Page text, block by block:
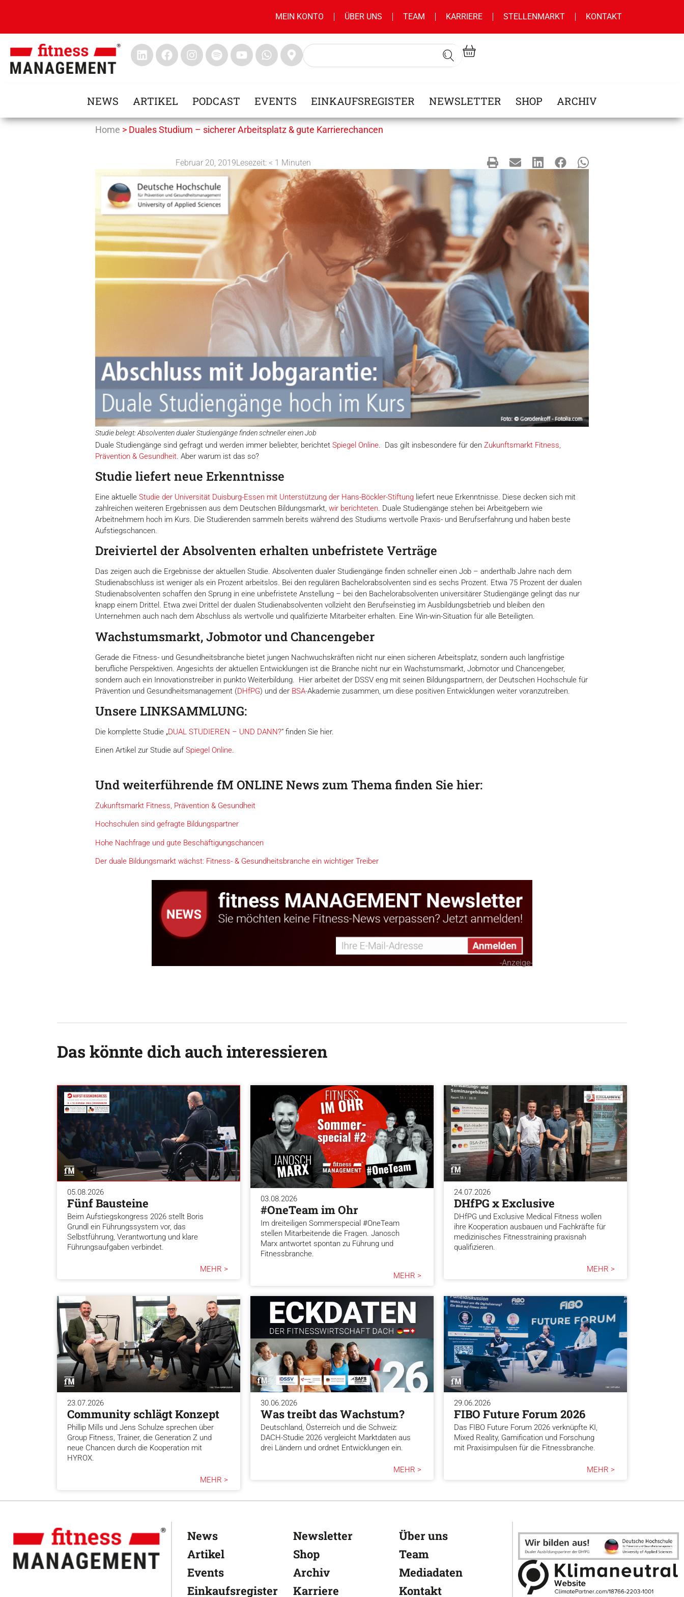
MEIN KONTO ÜBER UNS TEAM KARRIERE STELLENMARKT KONTAKT
NEWS ARTIKEL PODCAST EVENTS EINKAUFSREGISTER NEWSLETTER SHOP ARCHIV
Home > Duales Studium – sicherer Arbeitsplatz & gute Karrierechancen
Februar 20, 2019Lesezeit: < 1 Minuten
Studie belegt: Absolventen dualer Studiengänge finden schneller einen Job
Duale Studiengänge sind gefragt und werden immer beliebter, berichtet Spiegel Online. Das gilt insbesondere für den Zukunftsmarkt Fitness,
Prävention & Gesundheit. Aber warum ist das so?
Studie liefert neue Erkenntnisse
Eine aktuelle Studie der Universität Duisburg-Essen mit Unterstützung der Hans-Böckler-Stiftung liefert neue Erkenntnisse. Diese decken sich mit
zahlreichen weiteren Ergebnissen aus dem Deutschen Bildungsmarkt, wir berichteten. Duale Studiengänge stehen bei Arbeitgebern wie
Arbeitnehmern hoch im Kurs. Die Studierenden sammeln bereits während des Studiums wertvolle Praxis- und Berufserfahrung und haben beste
Aufstiegschancen.
Dreiviertel der Absolventen erhalten unbefristete Verträge
Das zeigen auch die Ergebnisse der aktuellen Studie. Absolventen dualer Studiengänge finden schneller einen Job – anderthalb Jahre nach dem
Studienabschluss ist weniger als ein Prozent arbeitslos. Bei den regulären Bachelorabsolventen sind es sechs Prozent. Etwa 75 Prozent der dualen
Studienabsolventen schaffen den Sprung in eine unbefristete Anstellung – bei den Bachelorabsolventen universitärer Studiengänge gelingt das nur
knapp einem Drittel. Etwa zwei Drittel der dualen Studienabsolventen vollzieht den Berufseinstieg im Ausbildungsbetrieb und bleiben den
Unternehmen auch nach dem Abschluss als wertvolle und qualifizierte Mitarbeiter erhalten. Eine Win-win-Situation für alle Beteiligten.
Wachstumsmarkt, Jobmotor und Chancengeber
Gerade die Fitness- und Gesundheitsbranche bietet jungen Nachwuchskräften nicht nur einen sicheren Arbeitsplatz, sondern auch langfristige
berufliche Perspektiven. Angesichts der aktuellen Entwicklungen ist die Branche nicht nur ein Wachstumsmarkt, Jobmotor und Chancengeber,
sondern auch ein Innovationstreiber in punkto Weiterbildung. Hier arbeitet der DSSV eng mit seinen Bildungspartnern, der Deutschen Hochschule für
Prävention und Gesundheitsmanagement (DHfPG) und der BSA-Akademie zusammen, um diese positiven Entwicklungen weiter voranzutreiben.
Unsere LINKSAMMLUNG:
Die komplette Studie „DUAL STUDIEREN – UND DANN?“ finden Sie hier.
Einen Artikel zur Studie auf Spiegel Online.
Und weiterführende fM ONLINE News zum Thema finden Sie hier:
Zukunftsmarkt Fitness, Prävention & Gesundheit
Hochschulen sind gefragte Bildungspartner
Hohe Nachfrage und gute Beschäftigungschancen
Der duale Bildungsmarkt wächst: Fitness- & Gesundheitsbranche ein wichtiger Treiber
-Anzeige-
Das könnte dich auch interessieren
05.08.2026
Fünf Bausteine
Beim Aufstiegskongress 2026 stellt Boris
Grundl ein Führungssystem vor, das
Selbstführung, Verantwortung und klare
Führungsaufgaben verbindet.
MEHR >
03.08.2026
#OneTeam im Ohr
Im dreiteiligen Sommerspecial #OneTeam
stellen Mitarbeitende die Fragen. Janosch
Marx antwortet spontan zu Führung und
Fitnessbranche.
MEHR >
24.07.2026
DHfPG x Exclusive
DHfPG und Exclusive Medical Fitness wollen
ihre Kooperation ausbauen und Fachkräfte für
medizinisches Fitnesstraining praxisnah
qualifizieren.
MEHR >
23.07.2026
Community schlägt Konzept
Phillip Mills und Jens Schulze sprechen über
Group Fitness, Trainer, die Generation Z und
neue Chancen durch die Kooperation mit
HYROX.
MEHR >
30.06.2026
Was treibt das Wachstum?
Deutschland, Österreich und die Schweiz:
DACH-Studie 2026 vergleicht Marktdaten aus
drei Ländern und ordnet Entwicklungen ein.
MEHR >
29.06.2026
FIBO Future Forum 2026
Das FIBO Future Forum 2026 verknüpfte KI,
Mixed Reality, Gamification und Forschung
mit Praxisimpulsen für die Fitnessbranche.
MEHR >
News
Artikel
Events
Einkaufsregister
Newsletter
Shop
Archiv
Karriere
Über uns
Team
Mediadaten
Kontakt